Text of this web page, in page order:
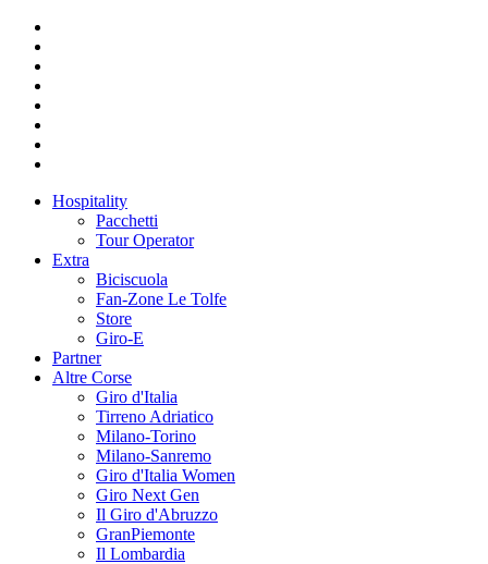
Hospitality
Pacchetti
Tour Operator
Extra
Biciscuola
Fan-Zone Le Tolfe
Store
Giro-E
Partner
Altre Corse
Giro d'Italia
Tirreno Adriatico
Milano-Torino
Milano-Sanremo
Giro d'Italia Women
Giro Next Gen
Il Giro d'Abruzzo
GranPiemonte
Il Lombardia